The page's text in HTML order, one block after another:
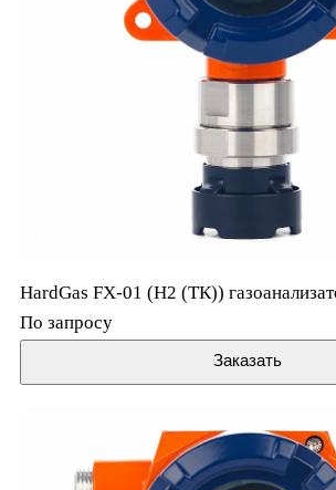
HardGas FX-01 (H2 (ТК))
По запросу
Заказать